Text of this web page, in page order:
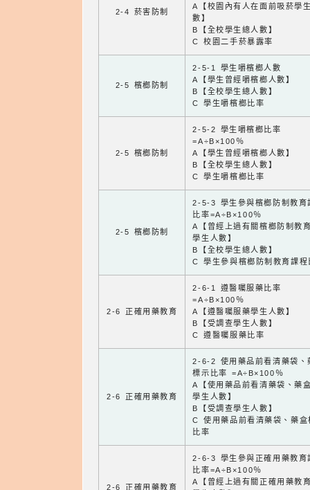
2-4 菸害防制
A【校園內有人在面前吸菸學
數】
B【全校學生總人數】
C 校園二手菸暴露率
2-5 檳榔防制
2-5-1 學生嚼檳榔人數
A【學生曾經嚼檳榔人數】
B【全校學生總人數】
C 學生嚼檳榔比率
2-5 檳榔防制
2-5-2 學生嚼檳榔比率
=A÷B×100％
A【學生曾經嚼檳榔人數】
B【全校學生總人數】
C 學生嚼檳榔比率
2-5 檳榔防制
2-5-3 學生參與檳榔防制教育
比率=A÷B×100％
A【曾經上過有關檳榔防制教
學生人數】
B【全校學生總人數】
C 學生參與檳榔防制教育課程
2-6 正確用藥教育
2-6-1 遵醫囑服藥比率
=A÷B×100％
A【遵醫囑服藥學生人數】
B【受調查學生人數】
C 遵醫囑服藥比率
2-6 正確用藥教育
2-6-2 使用藥品前看清藥袋、
標示比率 =A÷B×100％
A【使用藥品前看清藥袋、藥
學生人數】
B【受調查學生人數】
C 使用藥品前看清藥袋、藥盒
比率
2-6 正確用藥教育
2-6-3 學生參與正確用藥教育
比率=A÷B×100％
A【曾經上過有關正確用藥教